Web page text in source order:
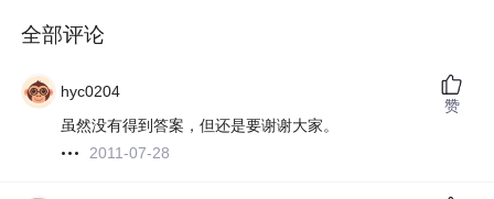
全部评论
hyc0204
虽然没有得到答案，但还是要谢谢大家。
2011-07-28
赞